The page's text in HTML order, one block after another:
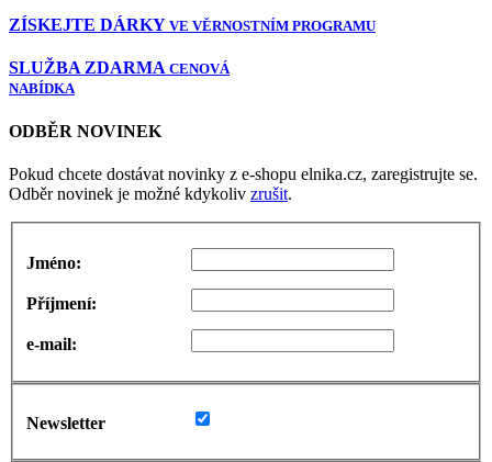
ZÍSKEJTE DÁRKY VE VĚRNOSTNÍM PROGRAMU
SLUŽBA ZDARMA CENOVÁ
NABÍDKA
ODBĚR NOVINEK
Pokud chcete dostávat novinky z e-shopu elnika.cz, zaregistrujte se.
Odběr novinek je možné kdykoliv zrušit.
Jméno:
Příjmení:
e-mail:
Newsletter